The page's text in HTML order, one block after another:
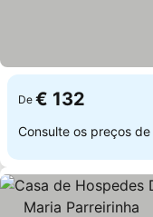
De € 132
Consulte os preços de